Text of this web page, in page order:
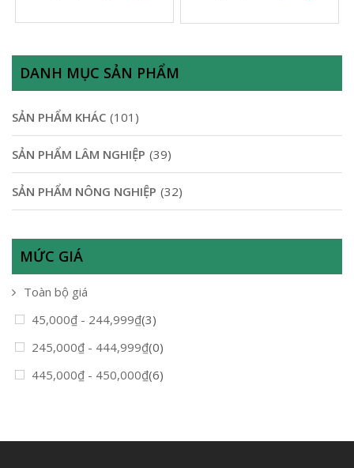
DANH MỤC SẢN PHẨM
SẢN PHẨM KHÁC (101)
SẢN PHẨM LÂM NGHIỆP (39)
SẢN PHẨM NÔNG NGHIỆP (32)
MỨC GIÁ
Toàn bộ giá
45,000₫ - 244,999₫(3)
245,000₫ - 444,999₫(0)
445,000₫ - 450,000₫(6)